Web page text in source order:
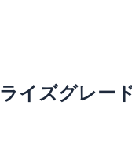
イズグレー